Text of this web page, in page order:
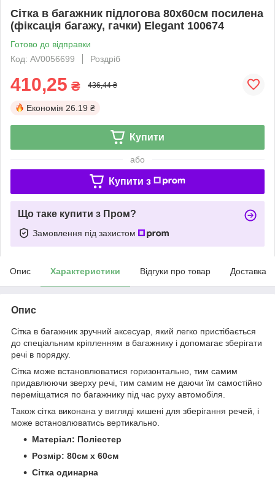
Сітка в багажник підлогова 80х60см посилена
(фіксація багажу, гачки) Elegant 100674
Готово до відправки
Код: AV0056699
Роздріб
410,25 ₴ 436,44 ₴
Економія 26.19 ₴
Купити
або
Купити з
Що таке купити з Пром?
Замовлення під захистом
Опис Характеристики Відгуки про товар Доставка
Опис
Сітка в багажник зручний аксесуар, який легко пристібається
до спеціальним кріпленням в багажнику і допомагає зберігати
речі в порядку.
Сітка може встановлюватися горизонтально, тим самим
придавлюючи зверху речі, тим самим не даючи їм самостійно
переміщатися по багажнику під час руху автомобіля.
Також сітка виконана у вигляді кишені для зберігання речей, і
може встановлюватись вертикально.
Матеріал: Поліестер
Розмір: 80см х 60см
Сітка одинарна